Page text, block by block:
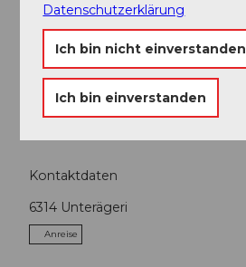
bestens passieren.
Kontaktdaten
6314 Unterägeri
Anreise
Datenschutzerklärung
Ich bin nicht einverstanden
Ich bin einverstanden